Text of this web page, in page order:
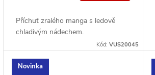
Příchuť zralého manga s ledově
chladivým nádechem.
Kód:VUS20045
Novinka